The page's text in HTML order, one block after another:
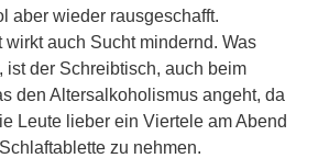
aber wieder rausgeschafft.
wirkt auch Sucht mindernd. Was
ist der Schreibtisch, auch beim
den Altersalkoholismus angeht, da
Leute lieber ein Viertele am Abend
zu nehmen.